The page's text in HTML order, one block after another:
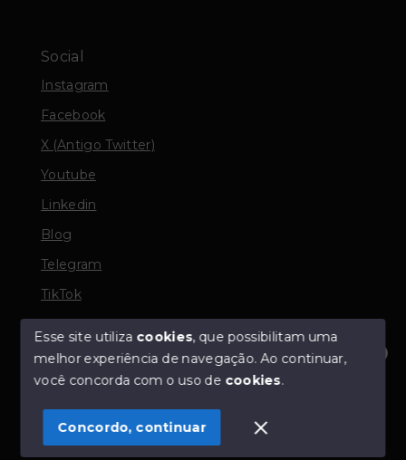
Olá! Estamos disponíveis para te ajudar.
Social
Instagram
Facebook
X (Antigo Twitter)
Youtube
Linkedin
Blog
Telegram
TikTok
© Copyright 2026 - TORQUATO ∴ Corretor de Imóveis
- CRECI 42643f | 136.004f Perito Avaliador CNAI 37357
SITE PARA IMOBILIARIA
Esse site utiliza cookies, que possibilitam uma
melhor experiência de navegação.Ao continuar,
você concorda com o uso de cookies.
Concordo, continuar